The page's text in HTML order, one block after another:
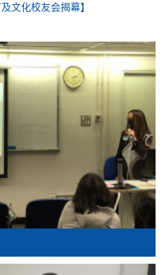
报名中心，信封上请注明
递失误而遗失的支票及个
名中心，以 VISA 或
学专业进修学院
。香港大学专业进修学院
读课程满港币2,000元，可
，惟课程申请人必须为
报名中心职员查询。
文化校友会揭幕】